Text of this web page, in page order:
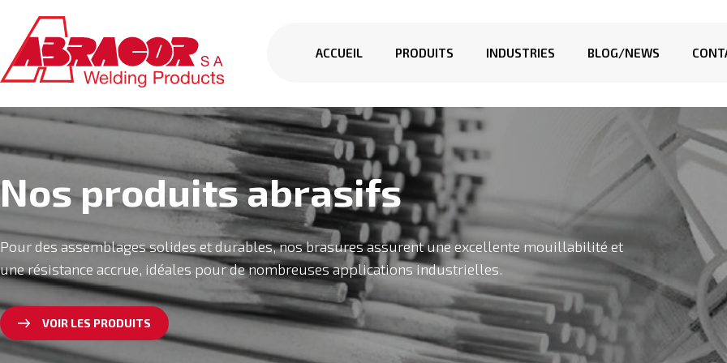
ACCUEIL PRODUITS INDUSTRIES BLOG/NEWS
Nos produits abrasifs
Pour des assemblages solides et durables, nos brasures assurent une excellente mouillabilité et
une résistance accrue, idéales pour de nombreuses applications industrielles.
VOIR LES PRODUITS